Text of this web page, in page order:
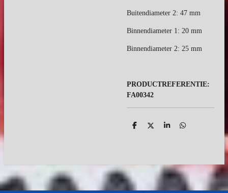
Buitendiameter 2: 47 mm
Binnendiameter 1: 20 mm
Binnendiameter 2: 25 mm
PRODUCTREFERENTIE:
FA00342
D
D
S
D